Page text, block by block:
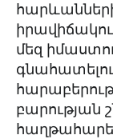
մեզ
բարության